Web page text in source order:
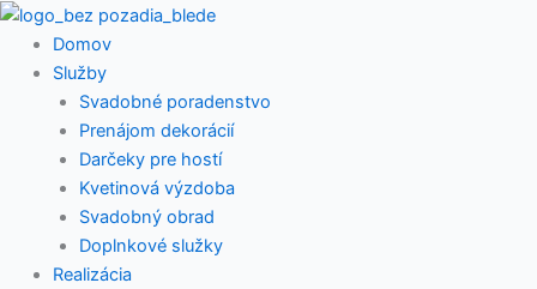
Preskočiť
obsah
Domov
Služby
Svadobné poradenstvo
Prenájom dekorácií
Darčeky pre hostí
Kvetinová výzdoba
Svadobný obrad
Doplnkové služky
Realizácia
Pohár
na
med
uzáver,
quantity